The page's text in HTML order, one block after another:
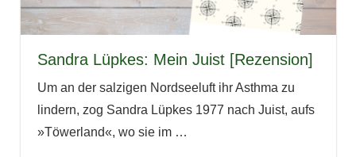
Sandra Lüpkes: Mein Juist [Rezension]
Um an der salzigen Nordseeluft ihr Asthma zu
lindern, zog Sandra Lüpkes 1977 nach Juist, aufs
»Töwerland«, wo sie im …